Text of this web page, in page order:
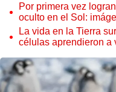
Por primera vez
oculto en el Sol:
aprietos a científicos
La vida en la Tierra
células aprendieron a